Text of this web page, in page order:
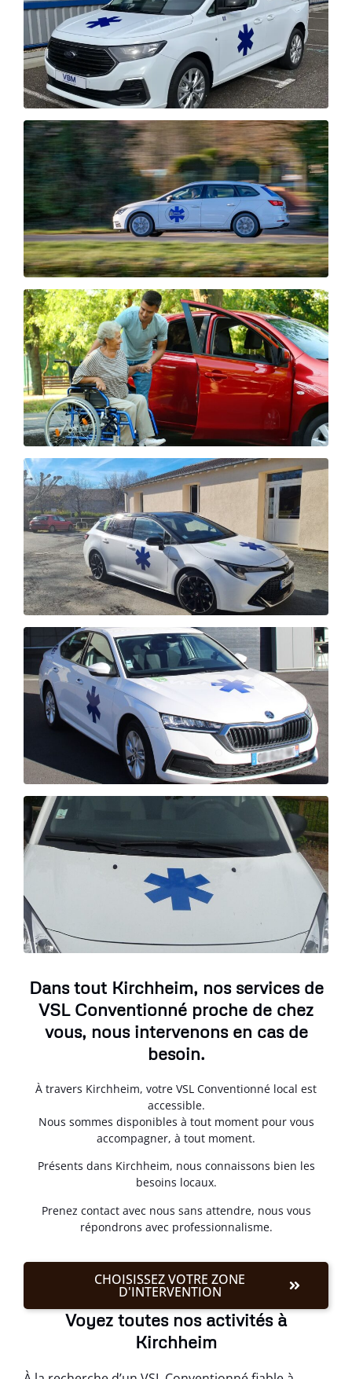
Dans tout Kirchheim, nos services de
VSL Conventionné proche de chez
vous, nous intervenons en cas de
besoin.
À travers Kirchheim, votre VSL Conventionné local est
accessible.
Nous sommes disponibles à tout moment pour vous
accompagner, à tout moment.
Présents dans Kirchheim, nous connaissons bien les
besoins locaux.
Prenez contact avec nous sans attendre, nous vous
répondrons avec professionnalisme.
CHOISISSEZ VOTRE ZONE
D'INTERVENTION
Voyez toutes nos activités à
Kirchheim